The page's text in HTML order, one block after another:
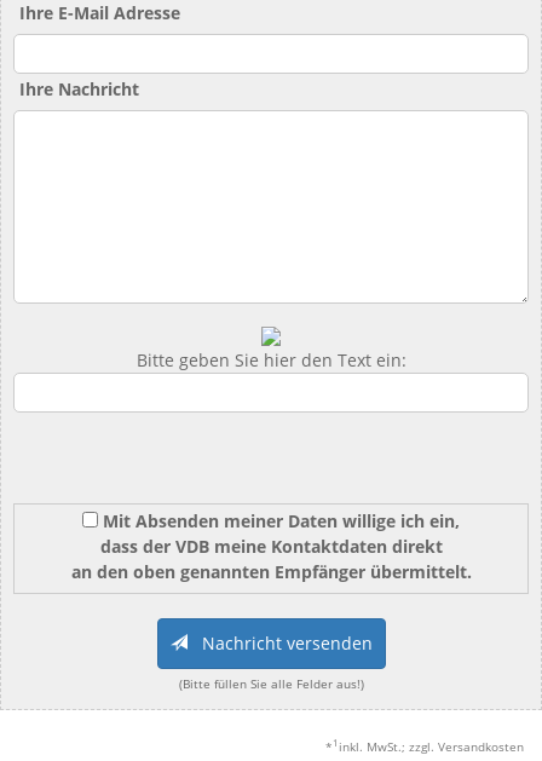
Ihre E-Mail Adresse
Ihre Nachricht
Bitte geben Sie hier den Text ein:
Mit Absenden meiner Daten willige ich ein,
dass der VDB meine Kontaktdaten direkt
an den oben genannten Empfänger übermittelt.
Nachricht versenden
(Bitte füllen Sie alle Felder aus!)
* 1 inkl. MwSt.; zzgl. Versandkosten